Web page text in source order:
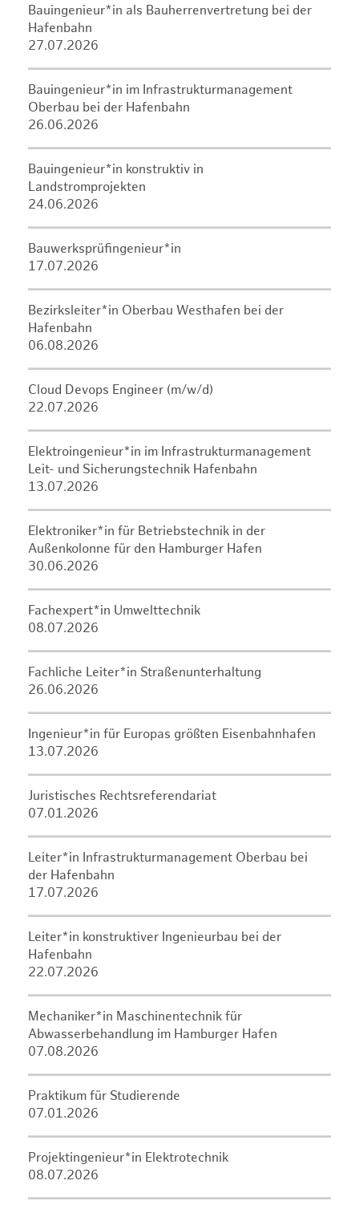
Bauingenieur*in als Bauherrenvertretung bei der
Hafenbahn
27.07.2026
Bauingenieur*in im Infrastrukturmanagement
Oberbau bei der Hafenbahn
26.06.2026
Bauingenieur*in konstruktiv in
Landstromprojekten
24.06.2026
Bauwerksprüfingenieur*in
17.07.2026
Bezirksleiter*in Oberbau Westhafen bei der
Hafenbahn
06.08.2026
Cloud Devops Engineer (m/w/d)
22.07.2026
Elektroingenieur*in im Infrastrukturmanagement
Leit- und Sicherungstechnik Hafenbahn
13.07.2026
Elektroniker*in für Betriebstechnik in der
Außenkolonne für den Hamburger Hafen
30.06.2026
Fachexpert*in Umwelttechnik
08.07.2026
Fachliche Leiter*in Straßenunterhaltung
26.06.2026
Ingenieur*in für Europas größten Eisenbahnhafen
13.07.2026
Juristisches Rechtsreferendariat
07.01.2026
Leiter*in Infrastrukturmanagement Oberbau bei
der Hafenbahn
17.07.2026
Leiter*in konstruktiver Ingenieurbau bei der
Hafenbahn
22.07.2026
Mechaniker*in Maschinentechnik für
Abwasserbehandlung im Hamburger Hafen
07.08.2026
Praktikum für Studierende
07.01.2026
Projektingenieur*in Elektrotechnik
08.07.2026